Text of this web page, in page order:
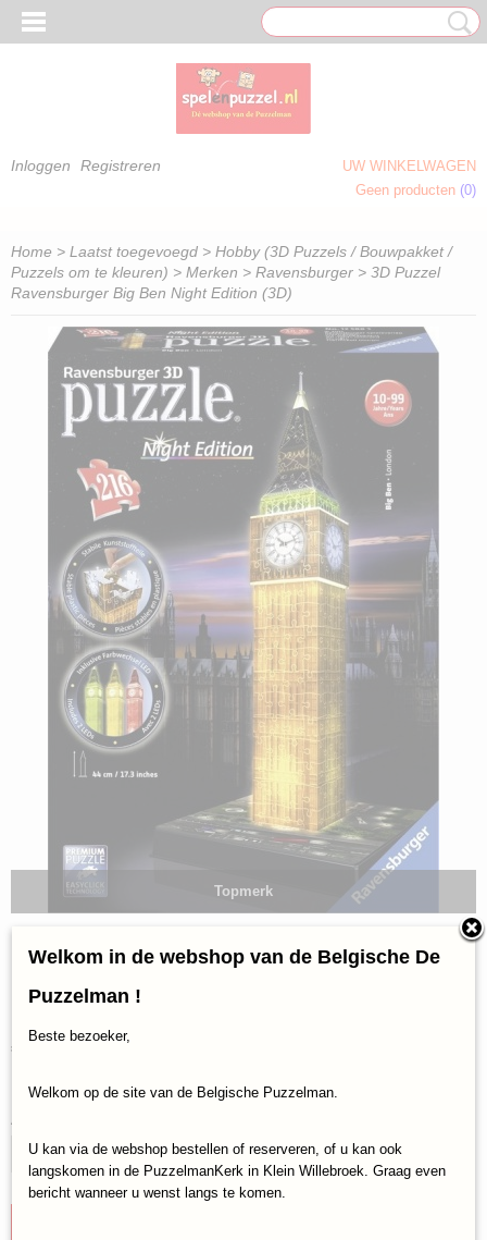
Inloggen Registreren
UW WINKELWAGEN
Geen producten (0)
Home > Laatst toegevoegd > Hobby (3D Puzzels / Bouwpakket /
Puzzels om te kleuren) > Merken > Ravensburger > 3D Puzzel
Ravensburger Big Ben Night Edition (3D)
Topmerk
3D Puzzel Ravensburger
Big Ben Night Edition (3D)
€ 32,95
Op voorraad
Aantal
Welkom in de webshop van de Belgische De
Puzzelman !
Beste bezoeker,
Welkom op de site van de Belgische Puzzelman.
U kan via de webshop bestellen of reserveren, of u kan ook
langskomen in de PuzzelmanKerk in Klein Willebroek. Graag even
bericht wanneer u wenst langs te komen.